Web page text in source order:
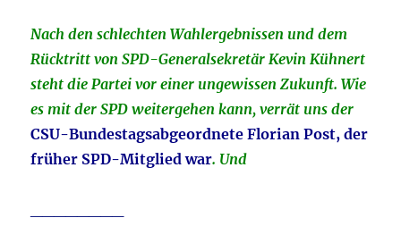
Nach den schlechten Wahlergebnissen und dem
Rücktritt von SPD-Generalsekretär Kevin Kühnert
steht die Partei vor einer ungewissen Zukunft. Wie
es mit der SPD weitergehen kann, verrät uns der
CSU-Bundestagsabgeordnete Florian Post, der
früher SPD-Mitglied war. Und